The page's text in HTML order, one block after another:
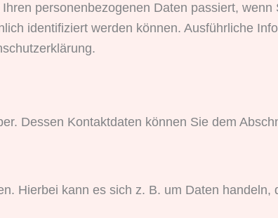
personenbezogenen Daten passiert, wenn
identifiziert werden können. Ausführliche
Dessen Kontaktdaten können Sie dem
Hierbei kann es sich z. B. um Daten handeln,